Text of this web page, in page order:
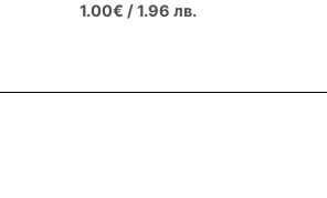
1.00€ / 1.96 лв.